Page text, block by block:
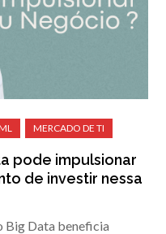
pode impulsionar
de investir nessa
Big Data beneficia